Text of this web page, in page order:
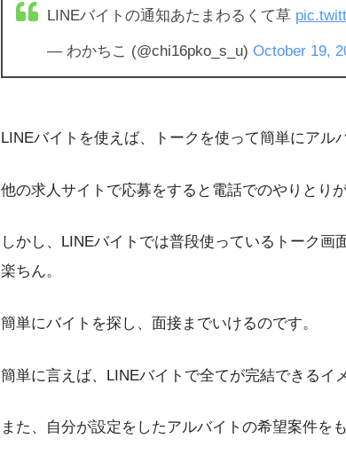
LINEバイトの通知あたまわるくて草
— わかちこ (@chi16pko_s_u) October 19,
LINEバイトを使えば、トークを使って簡単にアル
他の求人サイトで応募をすると電話でのやりとり
しかし、LINEバイトでは普段使っているトーク
楽ちん。
簡単にバイトを探し、面接までいけるのです。
簡単に言えば、LINEバイトで全てが完結できるイ
また、自分が設定をしたアルバイトの希望案件を